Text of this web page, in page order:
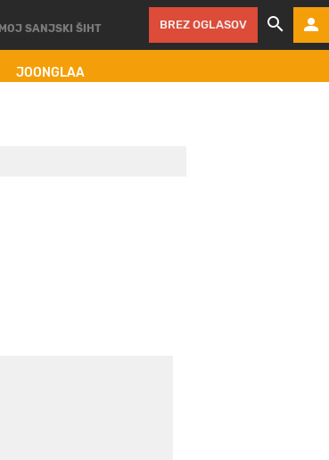
JOONGLAA
MOJ SANJSKI ŠIHT BREZ OGLASOV